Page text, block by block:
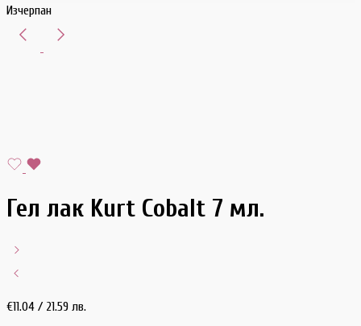
Изчерпан
Гел лак Kurt Cobalt 7 мл.
€11.04 / 21.59 лв.